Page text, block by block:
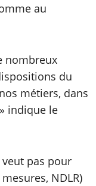
au
nombreux
du
métiers, dans
indique le
pas pour
NDLR)